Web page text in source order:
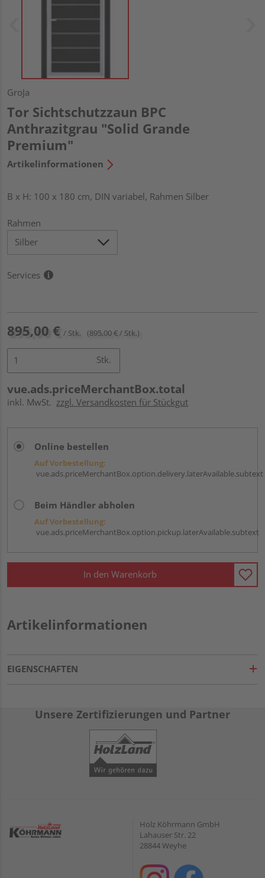
GroJa
Tor Sichtschutzzaun BPC
Anthrazitgrau "Solid Grande
Premium"
Artikelinformationen
B x H: 100 x 180 cm, DIN variabel, Rahmen Silber
Rahmen
Services
895,00 € / Stk. (895,00 € / Stk.)
Stk.
vue.ads.priceMerchantBox.total
inkl. MwSt. zzgl. Versandkosten für Stückgut
Online bestellen
Auf Vorbestellung:
vue.ads.priceMerchantBox.option.delivery.laterAvailable.subtext
Beim Händler abholen
Auf Vorbestellung:
vue.ads.priceMerchantBox.option.pickup.laterAvailable.subtext
In den Warenkorb
Artikelinformationen
EIGENSCHAFTEN
Unsere Zertifizierungen und Partner
Holz Köhrmann GmbH
Lahauser Str. 22
28844 Weyhe